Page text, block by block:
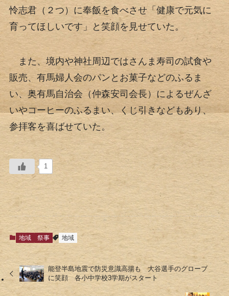
怜志君（２つ）に奉飯を食べさせ「健康で元気に
育ってほしいです」と笑顔を見せていた。
また、境内や神社周辺ではさんま寿司の試食や
販売、有馬婦人会のパンとお菓子などのふるま
い、奥有馬自治会（仲森安司会長）によるぜんざ
いやコーヒーのふるまい、くじ引きなどもあり、
参拝客を喜ばせていた。
1
地域 祭事 地域
能登半島地震で防災意識高揚も 大谷選手のグローブ
に笑顔 各小中学校3学期がスタート